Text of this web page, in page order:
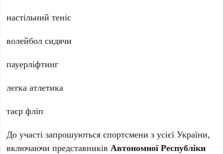
настільний теніс
волейбол сидячи
пауерліфтинг
легка атлетика
таєр фліп
До участі запрошуються спортсмени з усієї України,
включаючи представниківАвтономної Республіки